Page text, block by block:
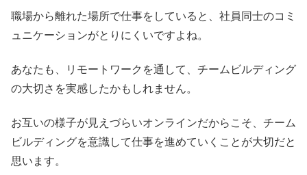
職場から離れた場所で仕事をしていると、社員同士のコミ
ュニケーションがとりにくいですよね。
あなたも、リモートワークを通して、チームビルディング
の大切さを実感したかもしれません。
お互いの様子が見えづらいオンラインだからこそ、チーム
ビルディングを意識して仕事を進めていくことが大切だと
思います。